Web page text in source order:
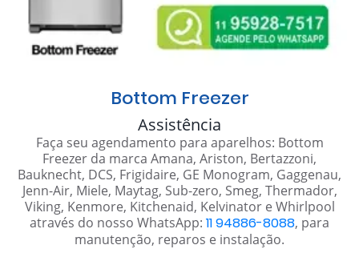
Bottom Freezer
Assistência
Faça seu agendamento para aparelhos: Bottom
Freezer da marca Amana, Ariston, Bertazzoni,
Bauknecht, DCS, Frigidaire, GE Monogram, Gaggenau,
Jenn-Air, Miele, Maytag, Sub-zero, Smeg, Thermador,
Viking, Kenmore, Kitchenaid, Kelvinator e Whirlpool
através do nosso WhatsApp: 11 94886-8088, para
manutenção, reparos e instalação.